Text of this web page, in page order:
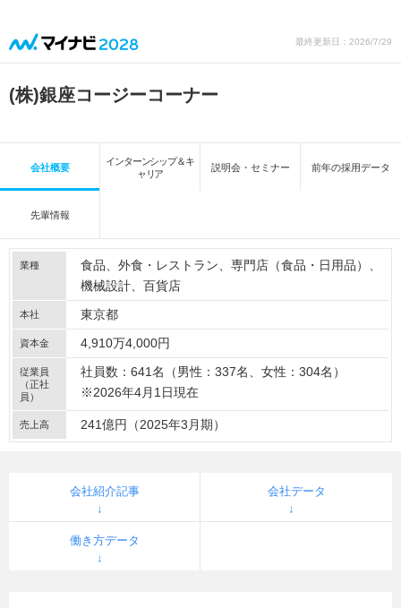
最終更新日：2026/7/29
(株)銀座コージーコーナー
会社概要
インターンシップ＆キ
ャリア
説明会・セミナー 前年の採用データ
先輩情報
業種 食品 外食・レストラン
専門店（食品・日用品）
機械設計
百貨店
本社 東京都
資本金 4,910万4,000円
従業員
（正社
員）
社員数：641名（男性：337名、女性：304名）
※2026年4月1日現在
売上高 241億円（2025年3月期）
会社紹介記事 会社データ
働き方データ